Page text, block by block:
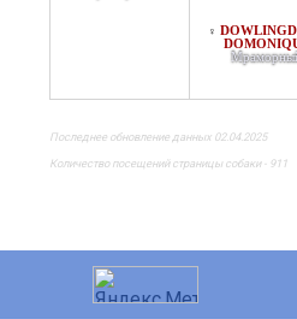
♀
Последнее обновление данных 02.04.2025
Количество посещений страницы собаки - 911